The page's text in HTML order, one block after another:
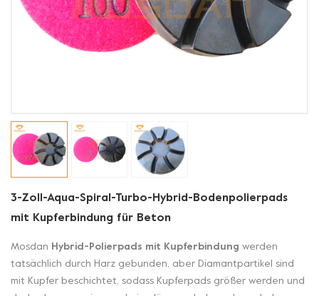
3-Zoll-Aqua-Spiral-Turbo-Hybrid-Bodenpolierpads
mit Kupferbindung für Beton
Mosdan Hybrid-Polierpads mit Kupferbindung werden
tatsächlich durch Harz gebunden, aber Diamantpartikel sind
mit Kupfer beschichtet, sodass Kupferpads größer werden und